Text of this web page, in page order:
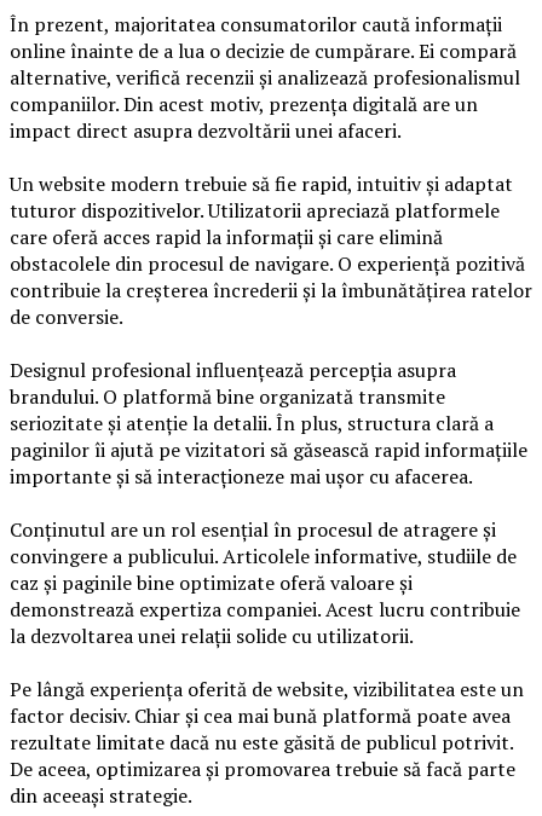
În prezent, majoritatea consumatorilor caută informații
online înainte de a lua o decizie de cumpărare. Ei compară
alternative, verifică recenzii și analizează profesionalismul
companiilor. Din acest motiv, prezența digitală are un
impact direct asupra dezvoltării unei afaceri.
Un website modern trebuie să fie rapid, intuitiv și adaptat
tuturor dispozitivelor. Utilizatorii apreciază platformele
care oferă acces rapid la informații și care elimină
obstacolele din procesul de navigare. O experiență pozitivă
contribuie la creșterea încrederii și la îmbunătățirea ratelor
de conversie.
Designul profesional influențează percepția asupra
brandului. O platformă bine organizată transmite
seriozitate și atenție la detalii. În plus, structura clară a
paginilor îi ajută pe vizitatori să găsească rapid informațiile
importante și să interacționeze mai ușor cu afacerea.
Conținutul are un rol esențial în procesul de atragere și
convingere a publicului. Articolele informative, studiile de
caz și paginile bine optimizate oferă valoare și
demonstrează expertiza companiei. Acest lucru contribuie
la dezvoltarea unei relații solide cu utilizatorii.
Pe lângă experiența oferită de website, vizibilitatea este un
factor decisiv. Chiar și cea mai bună platformă poate avea
rezultate limitate dacă nu este găsită de publicul potrivit.
De aceea, optimizarea și promovarea trebuie să facă parte
din aceeași strategie.